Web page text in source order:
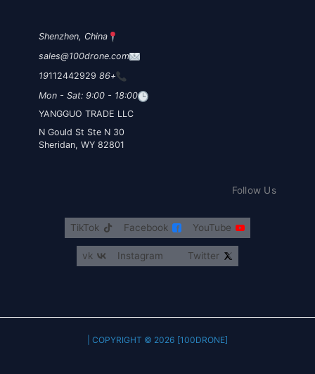
Shenzhen, China
sales@100drone.com
+86 19
112442929
Mon - Sat: 9:00 - 18:00
YANGGUO TRADE LLC
30 N Gould St Ste N
Sheridan, WY 82801
Follow Us
YouTube
Facebook
TikTok
Twitter
Instagram
vk
COPYRIGHT © 2026 [100DRONE] |